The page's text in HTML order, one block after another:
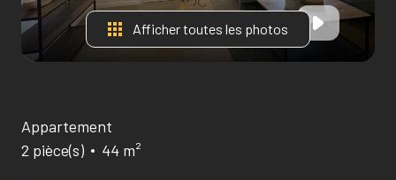
Afficher toutes les photos
Appartement
2 pièce(s)
44 m²